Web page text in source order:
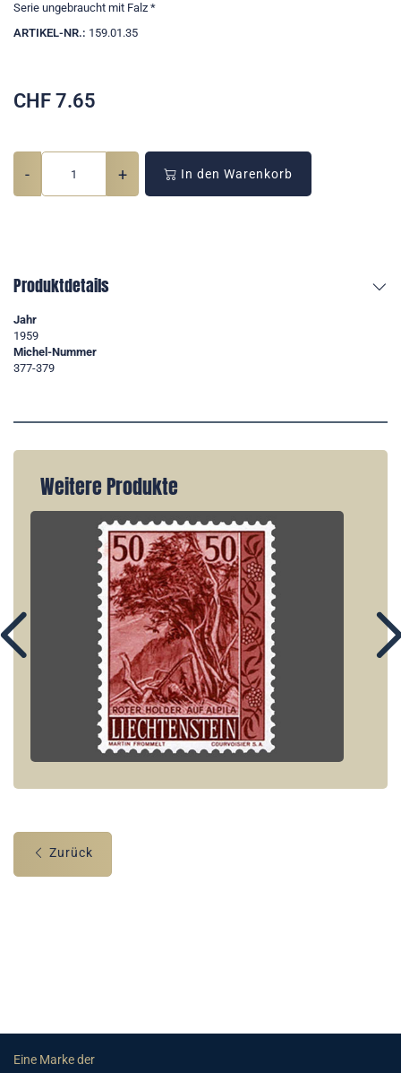
Serie ungebraucht mit Falz *
ARTIKEL-NR.: 159.01.35
CHF 7.65
- + In den Warenkorb
Produktdetails
Jahr
1959
Michel-Nummer
377-379
Weitere Produkte
Zurück
Eine Marke der